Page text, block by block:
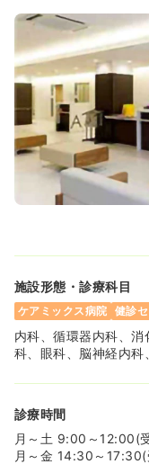
施設形態・診療科目
ケアミックス病院 健診
内科、循環器内科、
科、眼科、脳神経内
診療時間
月～土 9:00～12:00(
月～金 14:30～